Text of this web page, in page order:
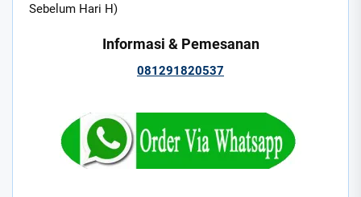
Sebelum Hari H)
Informasi & Pemesanan
081291820537